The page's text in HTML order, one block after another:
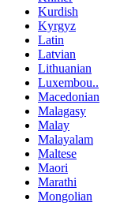
Kurdish
Kyrgyz
Latin
Latvian
Lithuanian
Luxembou..
Macedonian
Malagasy
Malay
Malayalam
Maltese
Maori
Marathi
Mongolian